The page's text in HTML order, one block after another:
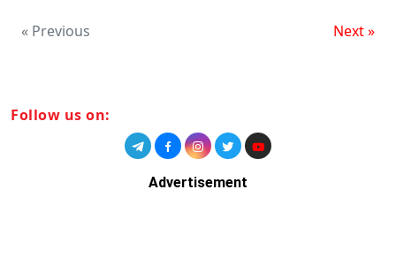
« Previous Next »
Follow us on:
Advertisement